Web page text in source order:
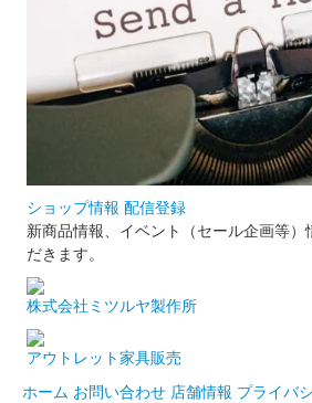
ショップ情報 配信登録
新商品情報、イベント（セール企画等）
だきます。
株式会社ミツルヤ製作所
アウトレット家具販売
ホーム お問い合わせ 店舗情報 プライバ